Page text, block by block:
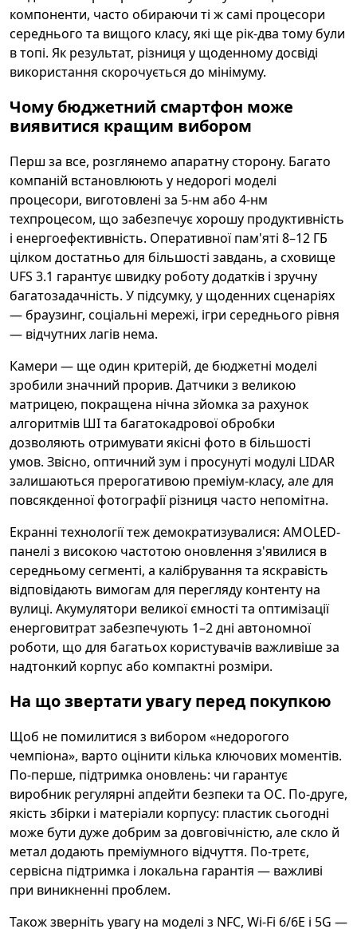
компоненти, часто обираючи ті ж самі процесори
середнього та вищого класу, які ще рік-два тому були
в топі. Як результат, різниця у щоденному досвіді
використання скорочується до мінімуму.
Чому бюджетний смартфон може
виявитися кращим вибором
Перш за все, розглянемо апаратну сторону. Багато
компаній встановлюють у недорогі моделі
процесори, виготовлені за 5-нм або 4-нм
техпроцесом, що забезпечує хорошу продуктивність
і енергоефективність. Оперативної пам'яті 8–12 ГБ
цілком достатньо для більшості завдань, а сховище
UFS 3.1 гарантує швидку роботу додатків і зручну
багатозадачність. У підсумку, у щоденних сценаріях
— браузинг, соціальні мережі, ігри середнього рівня
— відчутних лагів нема.
Камери — ще один критерій, де бюджетні моделі
зробили значний прорив. Датчики з великою
матрицею, покращена нічна зйомка за рахунок
алгоритмів ШІ та багатокадрової обробки
дозволяють отримувати якісні фото в більшості
умов. Звісно, оптичний зум і просунуті модулі LIDAR
залишаються прерогативою преміум-класу, але для
повсякденної фотографії різниця часто непомітна.
Екранні технології теж демократизувалися: AMOLED-
панелі з високою частотою оновлення з'явилися в
середньому сегменті, а калібрування та яскравість
відповідають вимогам для перегляду контенту на
вулиці. Акумулятори великої ємності та оптимізації
енерговитрат забезпечують 1–2 дні автономної
роботи, що для багатьох користувачів важливіше за
надтонкий корпус або компактні розміри.
На що звертати увагу перед покупкою
Щоб не помилитися з вибором «недорогого
чемпіона», варто оцінити кілька ключових моментів.
По-перше, підтримка оновлень: чи гарантує
виробник регулярні апдейти безпеки та ОС. По-друге,
якість збірки і матеріали корпусу: пластик сьогодні
може бути дуже добрим за довговічністю, але скло й
метал додають преміумного відчуття. По-третє,
сервісна підтримка і локальна гарантія — важливі
при виникненні проблем.
Також зверніть увагу на моделі з NFC, Wi‑Fi 6/6E і 5G —